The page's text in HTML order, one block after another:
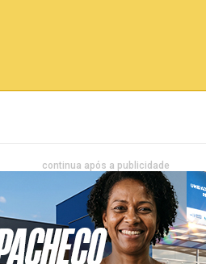
continua após a publicidade